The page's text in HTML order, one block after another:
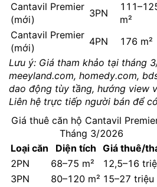
Cantavil Premier
(mới)
3PN
m²
Cantavil Premier
(mới)
4PN 176 m²
Lưu ý: Giá tham khảo tại tháng
meeyland.com, homedy.com,
dao động tùy tầng, hướng view
Liên hệ trực tiếp người bán để
Giá thuê căn hộ Cantavil
Tháng 3/2026
Loại căn
Diện tích Giá thuê/
2PN
68–75 m²
12,5–16
3PN
80–120 m² 15–27 triệu